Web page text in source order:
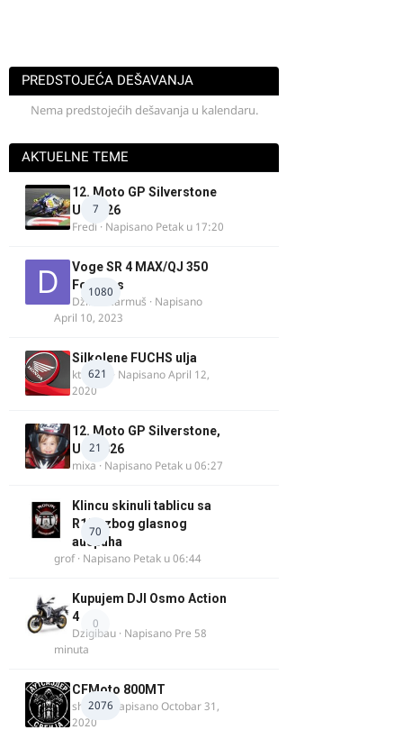
PREDSTOJEĆA DEŠAVANJA
Nema predstojećih dešavanja u kalendaru.
AKTUELNE TEME
7
12. Moto GP Silverstone
UK 2026
Fredi · Napisano Petak u 17:20
1080
Voge SR 4 MAX/QJ 350
Fortress
Džim Džarmuš · Napisano
April 10, 2023
621
Silkolene FUCHS ulja
ktm600 · NapisanoApril 12,
2020
21
12. Moto GP Silverstone,
UK, 2026
mixa · Napisano Petak u 06:27
70
Klincu skinuli tablicu sa
R125 zbog glasnog
auspuha
grof· Napisano Petak u 06:44
0
Kupujem DJI Osmo Action
4
Dzigibau · Napisano Pre 58
minuta
2076
CFMoto 800MT
shlem· NapisanoOctobar 31,
2020